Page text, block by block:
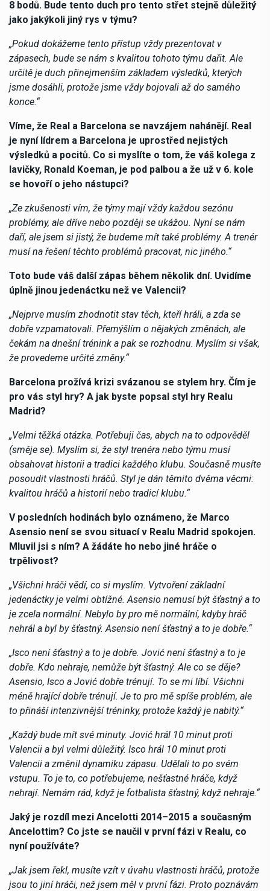
8 bodů. Bude tento duch pro tento střet stejně důležitý
jako jakýkoli jiný rys v týmu?
„Pokud dokážeme tento přístup vždy prezentovat v
zápasech, bude se nám s kvalitou tohoto týmu dařit. Ale
určitě je duch přinejmenším základem výsledků, kterých
jsme dosáhli, protože jsme vždy bojovali až do samého
konce.“
Víme, že Real a Barcelona se navzájem nahánějí. Real
je nyní lídrem a Barcelona je uprostřed nejistých
výsledků a pocitů. Co si myslíte o tom, že váš kolega z
lavičky, Ronald Koeman, je pod palbou a že už v 6. kole
se hovoří o jeho nástupci?
„Ze zkušenosti vím, že týmy mají vždy každou sezónu
problémy, ale dříve nebo později se ukážou. Nyní se nám
daří, ale jsem si jistý, že budeme mít také problémy. A trenér
musí na řešení těchto problémů pracovat, nic jiného.“
Toto bude váš další zápas během několik dní. Uvidíme
úplně jinou jedenáctku než ve Valencii?
„Nejprve musím zhodnotit stav těch, kteří hráli, a zda se
dobře vzpamatovali. Přemýšlím o nějakých změnách, ale
čekám na dnešní trénink a pak se rozhodnu. Myslím si však,
že provedeme určité změny.“
Barcelona prožívá krizi svázanou se stylem hry. Čím je
pro vás styl hry? A jak byste popsal styl hry Realu
Madrid?
„Velmi těžká otázka. Potřebuji čas, abych na to odpověděl
(směje se). Myslím si, že styl trenéra nebo týmu musí
obsahovat historii a tradici každého klubu. Současně musíte
posoudit vlastnosti hráčů. Styl je dán těmito dvěma věcmi:
kvalitou hráčů a historií nebo tradicí klubu.“
V posledních hodinách bylo oznámeno, že Marco
Asensio není se svou situací v Realu Madrid spokojen.
Mluvil jsi s ním? A žádáte ho nebo jiné hráče o
trpělivost?
„Všichni hráči vědí, co si myslím. Vytvoření základní
jedenáctky je velmi obtížné. Asensio nemusí být šťastný a to
je zcela normální. Nebylo by pro mě normální, kdyby hráč
nehrál a byl by šťastný. Asensio není šťastný a to je dobře.“
„Isco není šťastný a to je dobře. Jović není šťastný a to je
dobře. Kdo nehraje, nemůže být šťastný. Ale co se děje?
Asensio, Isco a Jović dobře trénují. To se mi líbí. Všichni
méně hrající dobře trénují. Je to pro mě spíše problém, ale
to přináší intenzivnější tréninky, protože každý je nabitý.“
„Každý bude mít své minuty. Jović hrál 10 minut proti
Valencii a byl velmi důležitý. Isco hrál 10 minut proti
Valencii a změnil dynamiku zápasu. Udělali to po svém
vstupu. To je to, co potřebujeme, nešťastné hráče, když
nehrají. Nemám rád, když je fotbalista šťastný, když nehraje.“
Jaký je rozdíl mezi Ancelotti 2014–2015 a současným
Ancelottim? Co jste se naučil v první fázi v Realu, co
nyní používáte?
„Jak jsem řekl, musíte vzít v úvahu vlastnosti hráčů, protože
jsou to jiní hráči, než jsem měl v první fázi. Proto poznávám